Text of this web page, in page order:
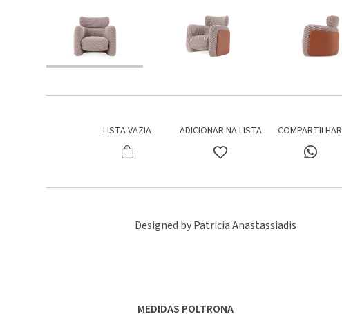
LISTA VAZIA ADICIONAR NA LISTA COMPARTILHAR
Designed by Patricia Anastassiadis
MEDIDAS POLTRONA